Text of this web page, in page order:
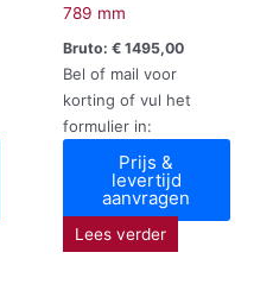
789 mm
Bruto: €1495,00
Bel of mail voor
korting of vul het
formulier in:
Prijs &
levertijd
aanvragen
Lees verder